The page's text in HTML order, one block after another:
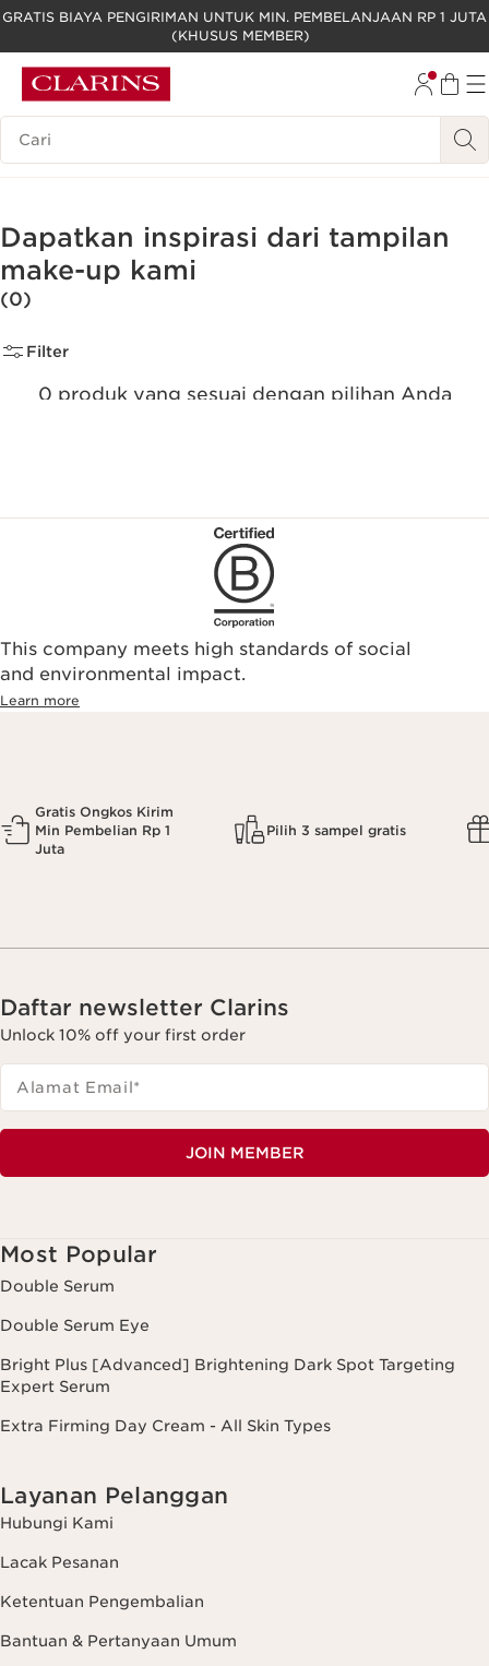
LEWATI KE KONTEN
GO TO FOOTER
GRATIS BIAYA PENGIRIMAN UNTUK MIN. PEMBELANJAAN RP 1 JUTA
(KHUSUS MEMBER)
Legenda Pencarian
Dapatkan inspirasi dari tampilan
make-up kami
(0)
Filter
0 produk yang sesuai dengan pilihan Anda
This company meets high standards of social
and environmental impact.
Learn more
Gratis Ongkos Kirim
Min Pembelian Rp 1
Juta
Pilih 3 sampel gratis
Daftar newsletter Clarins
Unlock 10% off your first order
Alamat Email*
JOIN MEMBER
Most Popular
Double Serum
Double Serum Eye
Bright Plus [Advanced] Brightening Dark Spot Targeting
Expert Serum
Extra Firming Day Cream - All Skin Types
Layanan Pelanggan
Hubungi Kami
Lacak Pesanan
Ketentuan Pengembalian
Bantuan & Pertanyaan Umum